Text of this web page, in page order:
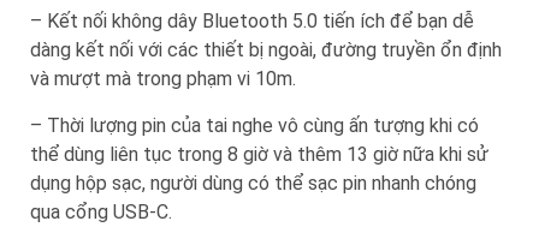
– Kết nối không dây Bluetooth 5.0 tiến ích để bạn dễ
dàng kết nối với các thiết bị ngoài, đường truyền ổn định
và mượt mà trong phạm vi 10m.
– Thời lượng pin của tai nghe vô cùng ấn tượng khi có
thể dùng liên tục trong 8 giờ và thêm 13 giờ nữa khi sử
dụng hộp sạc, người dùng có thể sạc pin nhanh chóng
qua cổng USB-C.